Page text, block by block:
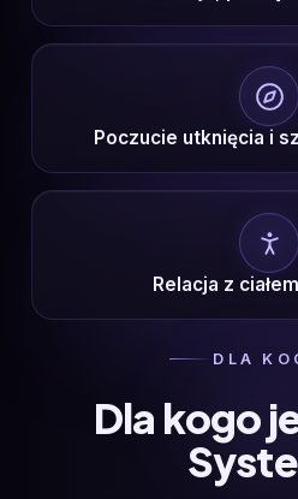
Poczucie utknięcia i
Relacja z
DLA
Dla kogo